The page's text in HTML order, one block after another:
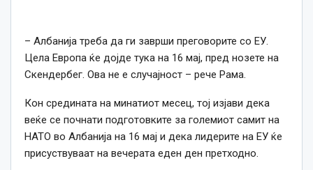
– Албанија треба да ги заврши преговорите со ЕУ.
Цела Европа ќе дојде тука на 16 мај, пред нозете на
Скендербег. Ова не е случајност – рече Рама.
Кон средината на минатиот месец, тој изјави дека
веќе се почнати подготовките за големиот самит на
НАТО во Албанија на 16 мај и дека лидерите на ЕУ ќе
присуствуваат на вечерата еден ден претходно.